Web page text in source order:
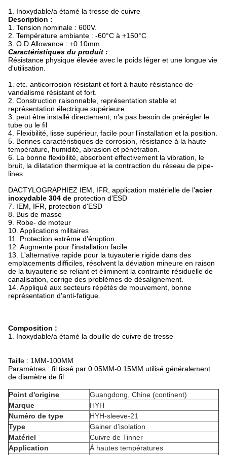
1. Inoxydable/a étamé la tresse de cuivre
Description :
1. Tension nominale : 600V.
2. Température ambiante : -60°C à +150°C
3. O.D.Allowance : ±0.10mm.
Caractéristiques du produit :
Résistance physique élevée avec le poids léger et une longue vie
d'utilisation.
1. etc. anticorrosion résistant et fort à haute résistance de
vandalisme résistant et fort.
2. Construction raisonnable, représentation stable et
représentation électrique supérieure
3. peut être installé directement, n'a pas besoin de prérégler le
tube ou le fil
4. Flexibilité, lisse supérieur, facile pour l'installation et la position.
5. Bonnes caractéristiques de corrosion, résistance à la haute
température, humidité, abrasion et pénétration.
6. La bonne flexibilité, absorbent effectivement la vibration, le
bruit, la dilatation thermique et la contraction du réseau de pipe-
lines.
DACTYLOGRAPHIEZ IEM, IFR, application matérielle de l'acier
inoxydable 304 de protection d'ESD
7. IEM, IFR, protection d'ESD
8. Bus de masse
9. Robe- de moteur
10. Applications militaires
11. Protection extrême d'éruption
12. Augmente pour l'installation facile
13. L'alternative rapide pour la tuyauterie rigide dans des
emplacements difficiles, résolvent la déviation mineure en raison
de la tuyauterie se reliant et éliminent la contrainte résiduelle de
canalisation, corrige des problèmes de désalignement.
14. Appliqué aux secteurs répétés de mouvement, bonne
représentation d'anti-fatigue.
Composition :
1. Inoxydable/a étamé la douille de cuivre de tresse
Taille : 1MM-100MM
Paramètres : fil tissé par 0.05MM-0.15MM utilisé généralement
de diamètre de fil
Point d'origine
Guangdong, Chine (continent)
Marque
HYH
Numéro de type
HYH-sleeve-21
Type
Gainer d'isolation
Matériel
Cuivre de Tinner
Application
À hautes températures